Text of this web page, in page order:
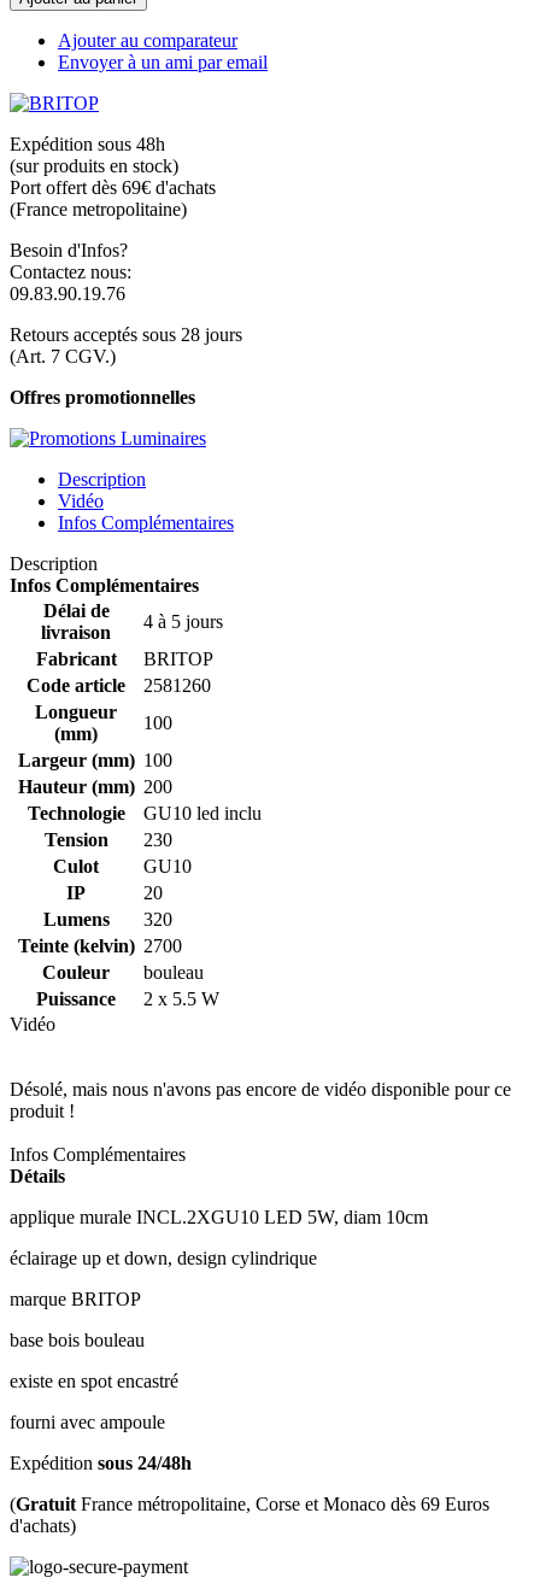
Ajouter au comparateur
Envoyer à un ami par email
Expédition sous 48h
(sur produits en stock)
Port offert dès 69€ d'achats
(France metropolitaine)
Besoin d'Infos?
Contactez nous:
09.83.90.19.76
Retours acceptés sous 28 jours
(Art. 7 CGV.)
Offres promotionnelles
Description
Vidéo
Infos Complémentaires
Description
Infos Complémentaires
Délai de
livraison
4 à 5 jours
Fabricant
BRITOP
Code article
2581260
Longueur
(mm)
100
Largeur (mm) 100
Hauteur (mm) 200
Technologie
GU10 led inclu
Tension
230
Culot
GU10
IP
20
Lumens
320
Teinte (kelvin) 2700
Couleur
bouleau
Puissance
2 x 5.5 W
Vidéo
Désolé, mais nous n'avons pas encore de vidéo disponible pour ce
produit !
Infos Complémentaires
Détails
applique murale INCL.2XGU10 LED 5W, diam 10cm
éclairage up et down, design cylindrique
marque BRITOP
base bois bouleau
existe en spot encastré
fourni avec ampoule
Expédition sous 24/48h
(Gratuit France métropolitaine, Corse et Monaco dès 69 Euros
d'achats)